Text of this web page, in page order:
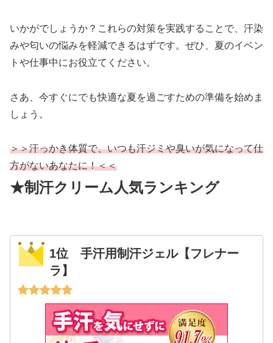
いかがでしょうか？これらの対策を実践することで、汗染
みや匂いの悩みを軽減できるはずです。ぜひ、夏のイベン
トや仕事中にお役立てください。
さあ、今すぐにでも快適な夏を過ごすための準備を始めま
しょう。
＞＞汗っかき体質で、いつも汗ジミや臭いが気になって仕
方がないあなたに！＜＜
★制汗クリーム人気ランキング
1位 手汗用制汗ジェル【フレナー
ラ】